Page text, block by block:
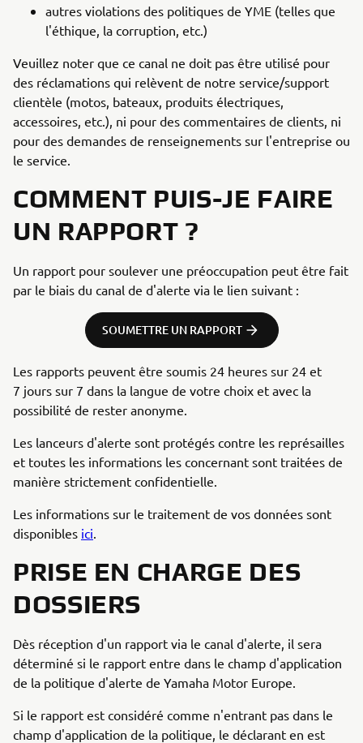
autres violations des politiques de YME (telles que
l'éthique, la corruption, etc.)
Veuillez noter que ce canal ne doit pas être utilisé pour
des réclamations qui relèvent de notre service/support
clientèle (motos, bateaux, produits électriques,
accessoires, etc.), ni pour des commentaires de clients, ni
pour des demandes de renseignements sur l'entreprise ou
le service.
COMMENT PUIS-JE FAIRE
UN RAPPORT ?
Un rapport pour soulever une préoccupation peut être fait
par le biais du canal de d'alerte via le lien suivant :
SOUMETTRE UN RAPPORT
Les rapports peuvent être soumis 24 heures sur 24 et
7 jours sur 7 dans la langue de votre choix et avec la
possibilité de rester anonyme.
Les lanceurs d'alerte sont protégés contre les représailles
et toutes les informations les concernant sont traitées de
manière strictement confidentielle.
Les informations sur le traitement de vos données sont
disponibles ici.
PRISE EN CHARGE DES
DOSSIERS
Dès réception d'un rapport via le canal d'alerte, il sera
déterminé si le rapport entre dans le champ d'application
de la politique d'alerte de Yamaha Motor Europe.
Si le rapport est considéré comme n'entrant pas dans le
champ d'application de la politique, le déclarant en est